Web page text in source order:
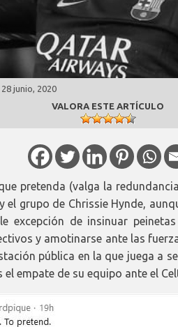
28 junio, 2020
VALORA ESTE ARTÍCULO
pretenda (valga la
el grupo de Chrissie Hynde,
excepción de insinuar
y amotinarse ante las
pública en la que juega a
empate de su equipo ante el